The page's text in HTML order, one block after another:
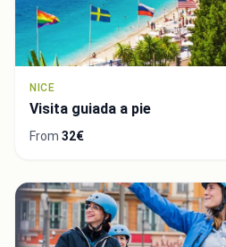
NICE
Visita guiada a pie
From 32€